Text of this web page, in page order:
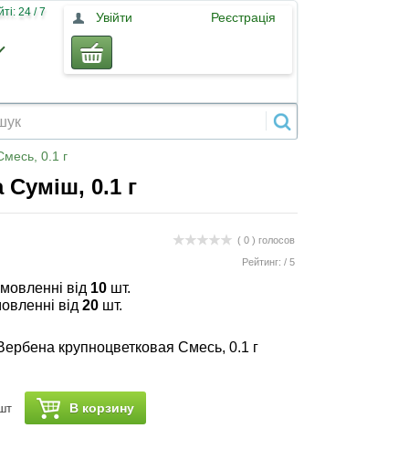
24 / 7 Увійти Реєстрація
0.1 г
Суміш, 0.1 г
( 0 ) голосов
Рейтинг: / 5
від 10шт.
від 20шт.
крупноцветковая Смесь, 0.1 г
В корзину